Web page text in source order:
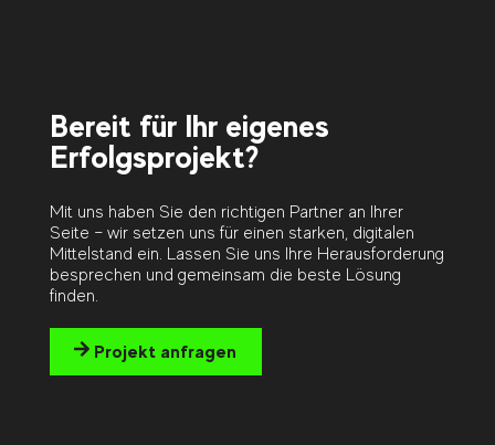
Bereit für Ihr eigenes
Erfolgsprojekt?
Mit uns haben Sie den richtigen Partner an Ihrer
Seite – wir setzen uns für einen starken, digitalen
Mittelstand ein. Lassen Sie uns Ihre Herausforderung
besprechen und gemeinsam die beste Lösung
finden.
Projekt anfragen